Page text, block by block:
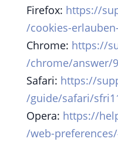
Firefox: https://
/cookies-
Chrome: https://
/chrome/answer/
Safari: https://
/guide/safari/
Opera: https://
/web-preferences